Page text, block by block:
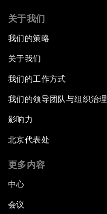
关于我们
我们的策略
关于我们
我们的工作方式
我们的领导团队与组织治理
影响力
北京代表处
更多内容
中心
会议